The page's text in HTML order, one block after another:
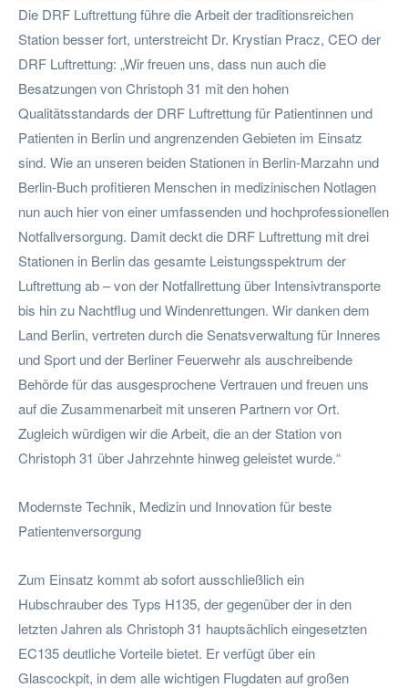
Die DRF Luftrettung führe die Arbeit der traditionsreichen
Station besser fort, unterstreicht Dr. Krystian Pracz, CEO der
DRF Luftrettung: „Wir freuen uns, dass nun auch die
Besatzungen von Christoph 31 mit den hohen
Qualitätsstandards der DRF Luftrettung für Patientinnen und
Patienten in Berlin und angrenzenden Gebieten im Einsatz
sind. Wie an unseren beiden Stationen in Berlin-Marzahn und
Berlin-Buch profitieren Menschen in medizinischen Notlagen
nun auch hier von einer umfassenden und hochprofessionellen
Notfallversorgung. Damit deckt die DRF Luftrettung mit drei
Stationen in Berlin das gesamte Leistungsspektrum der
Luftrettung ab – von der Notfallrettung über Intensivtransporte
bis hin zu Nachtflug und Windenrettungen. Wir danken dem
Land Berlin, vertreten durch die Senatsverwaltung für Inneres
und Sport und der Berliner Feuerwehr als auschreibende
Behörde für das ausgesprochene Vertrauen und freuen uns
auf die Zusammenarbeit mit unseren Partnern vor Ort.
Zugleich würdigen wir die Arbeit, die an der Station von
Christoph 31 über Jahrzehnte hinweg geleistet wurde.“
Modernste Technik, Medizin und Innovation für beste
Patientenversorgung
Zum Einsatz kommt ab sofort ausschließlich ein
Hubschrauber des Typs H135, der gegenüber der in den
letzten Jahren als Christoph 31 hauptsächlich eingesetzten
EC135 deutliche Vorteile bietet. Er verfügt über ein
Glascockpit, in dem alle wichtigen Flugdaten auf großen